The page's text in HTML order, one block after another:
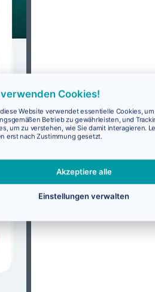
Cookies!
diese Website verwendet essentielle Cookies,
Betrieb zu gewährleisten, und
um zu verstehen, wie Sie damit interagieren.
erst nach Zustimmung gesetzt.
Akzeptiere alle
Einstellungen verwalten